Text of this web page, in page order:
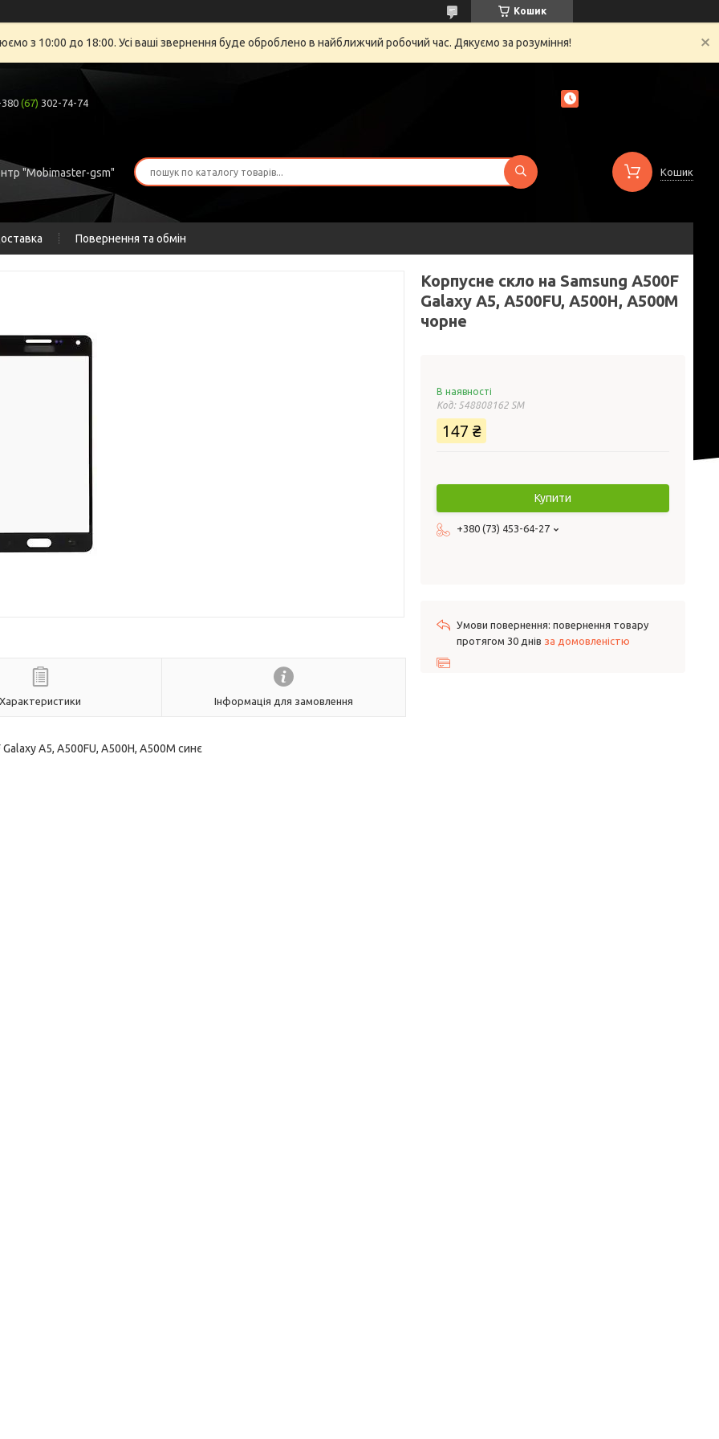
Кошик
з 10:00 до 18:00. Усі ваші звернення буде оброблено в найближчий робочий час. Дякуємо за розуміння!
(67) 302-74-74
"Mobimaster-gsm" Кошик
Повернення та обмін
Характеристики Інформація для замовлення
A5, A500FU, A500H, A500M синє
Корпусне скло на Samsung A500F
Galaxy A5, A500FU, A500H, A500M
чорне
В наявності
Код: 548808162 SM
147 ₴
Купити
+380 (73) 453-64-27
повернення товару
протягом 30 днів за домовленістю